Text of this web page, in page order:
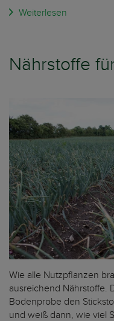
Weiterlesen
Nährstoffe
Wie alle Nutzpflanzen
ausreichend Nährstoffe.
Bodenprobe den
und weiß dann, wie viel